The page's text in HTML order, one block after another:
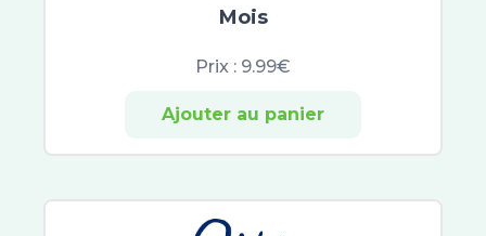
Mois
Prix : 9.99€
Ajouter au panier